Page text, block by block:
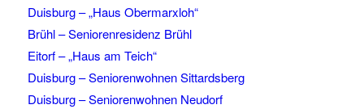
Duisburg – „Haus Obermarxloh“
Brühl – Seniorenresidenz Brühl
Eitorf – „Haus am Teich“
Duisburg – Seniorenwohnen Sittardsberg
Duisburg – Seniorenwohnen Neudorf